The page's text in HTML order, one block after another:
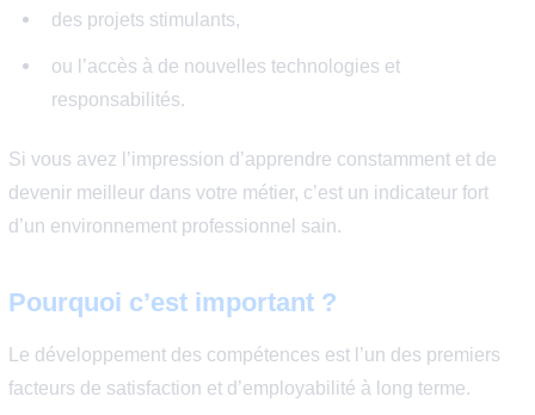
apprendre et à développer
compétences
collaborateurs comme des ressources figées. Elle
la montée en compétences à travers :
des projets stimulants,